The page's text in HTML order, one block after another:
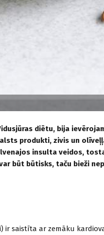
diētu, bija
produkti, zivis un
insulta veidos,
būt būtisks, taču bieži
ir saistīta ar zemāku